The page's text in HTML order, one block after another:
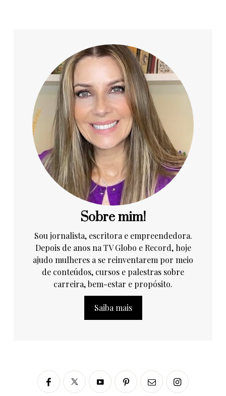
Sobre mim!
Sou jornalista, escritora e empreendedora.
Depois de anos na TV Globo e Record, hoje
ajudo mulheres a se reinventarem por meio
de conteúdos, cursos e palestras sobre
carreira, bem-estar e propósito.
Saiba mais